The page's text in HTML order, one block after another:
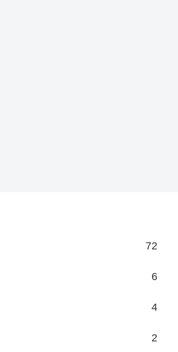
72
6
4
2